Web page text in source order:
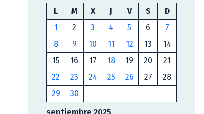
L M X J V S
D
1
2 3 4 5 6
7
8
9 10 11 12 13
14
15
16 17 18 19 20
21
22
23 24 25 26 27
28
29
30